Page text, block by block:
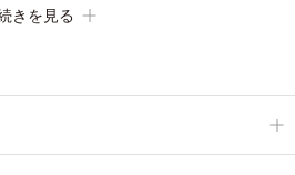
いをもたらし、肌とのフィット感が
きを見る